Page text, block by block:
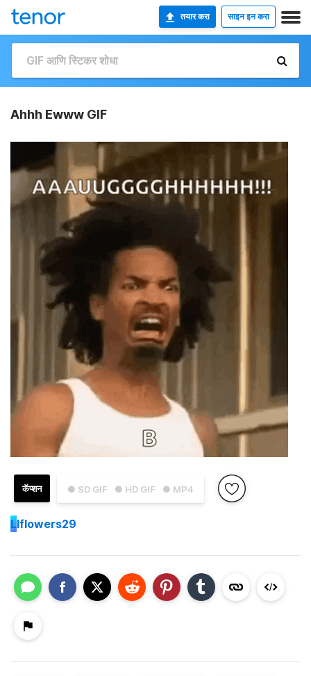
तयार करा साइन इन करा
Ahhh Ewww GIF
● SD GIF ● HD GIF ● MP4
कॅप्शन
Llflowers29